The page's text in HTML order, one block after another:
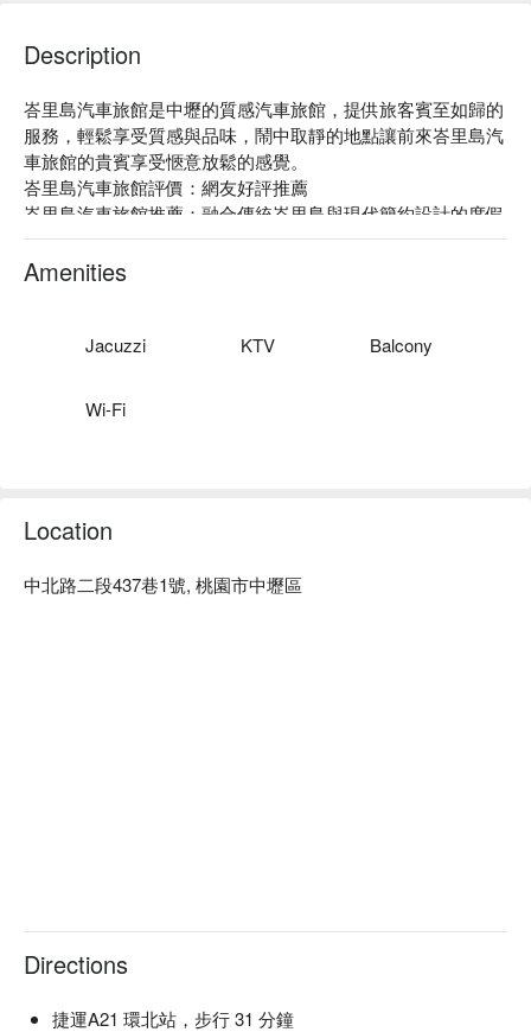
Description
峇里島汽車旅館是中壢的質感汽車旅館，提供旅客賓至如歸的
服務，輕鬆享受質感與品味，鬧中取靜的地點讓前來峇里島汽
車旅館的貴賓享受愜意放鬆的感覺。
峇里島汽車旅館評價：網友好評推薦
峇里島汽車旅館推薦：融合傳統峇里島與現代簡約設計的度假
風格，充分運用各種建材、石板、階梯、木飾品，處處可見天
然素材點綴其中，空靈的氛圍有別於一般汽車旅館。
Amenities
Jacuzzi KTV Balcony
Wi-Fi
Location
中北路二段437巷1號, 桃園市中壢區
Directions
捷運A21 環北站，步行 31 分鐘